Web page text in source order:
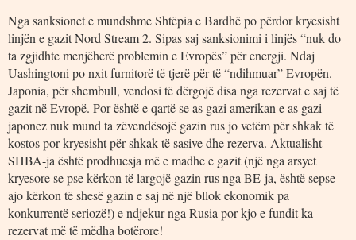
Nga sanksionet e mundshme Shtëpia e Bardhë po përdor kryesisht
linjën e gazit Nord Stream 2. Sipas saj sanksionimi i linjës “nuk do
ta zgjidhte menjëherë problemin e Evropës” për energji. Ndaj
Uashingtoni po nxit furnitorë të tjerë për të “ndihmuar” Evropën.
Japonia, për shembull, vendosi të dërgojë disa nga rezervat e saj të
gazit në Evropë. Por është e qartë se as gazi amerikan e as gazi
japonez nuk mund ta zëvendësojë gazin rus jo vetëm për shkak të
kostos por kryesisht për shkak të sasive dhe rezerva. Aktualisht
SHBA-ja është prodhuesja më e madhe e gazit (një nga arsyet
kryesore se pse kërkon të largojë gazin rus nga BE-ja, është sepse
ajo kërkon të shesë gazin e saj në një bllok ekonomik pa
konkurrentë seriozë!) e ndjekur nga Rusia por kjo e fundit ka
rezervat më të mëdha botërore!